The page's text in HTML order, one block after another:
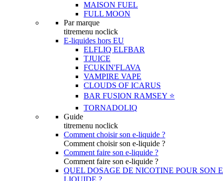
MAISON FUEL
FULL MOON
Par marque
titremenu noclick
E-liquides hors EU
ELFLIQ ELFBAR
TJUICE
FCUKIN'FLAVA
VAMPIRE VAPE
CLOUDS OF ICARUS
BAR FUSION RAMSEY ⭐️
TORNADOLIQ
Guide
titremenu noclick
Comment choisir son e-liquide ?
Comment choisir son e-liquide ?
Comment faire son e-liquide ?
Comment faire son e-liquide ?
QUEL DOSAGE DE NICOTINE POUR SON
LIQUIDE ?